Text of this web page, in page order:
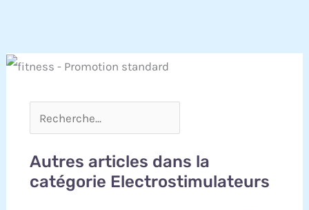
Autres articles dans la
catégorie Electrostimulateurs